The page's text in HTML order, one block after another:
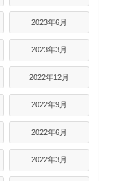
2023年6月
2023年3月
2022年12月
2022年9月
2022年6月
2022年3月